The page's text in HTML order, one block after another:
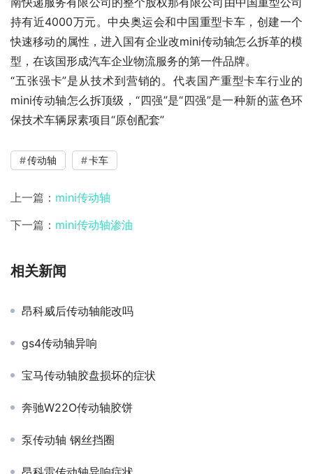
持有近4000万元。中央奥运会和中国重型卡车，创建一个
快速移动的属性，进入国有企业改mini传动轴怎么拆革的模
型，在该国形成汽车企业物流服务的第一件品牌。
“五张强卡”是从技术到营销的。代表国产重型卡车行业的
mini传动轴怎么拆顶级，“四强”是“四强”是一种新的蓝色环
保技术车辆尿素项目“原创配套”
传动轴 卡车
上一篇： mini传动轴
下一篇： mini传动轴渗油
相关新闻
昂科威后传动轴能改吗
gs4传动轴异响
宝马传动轴胶盘损坏的症状
奔驰W22O传动轴胶饼
泵传动轴 钢丝挡圈